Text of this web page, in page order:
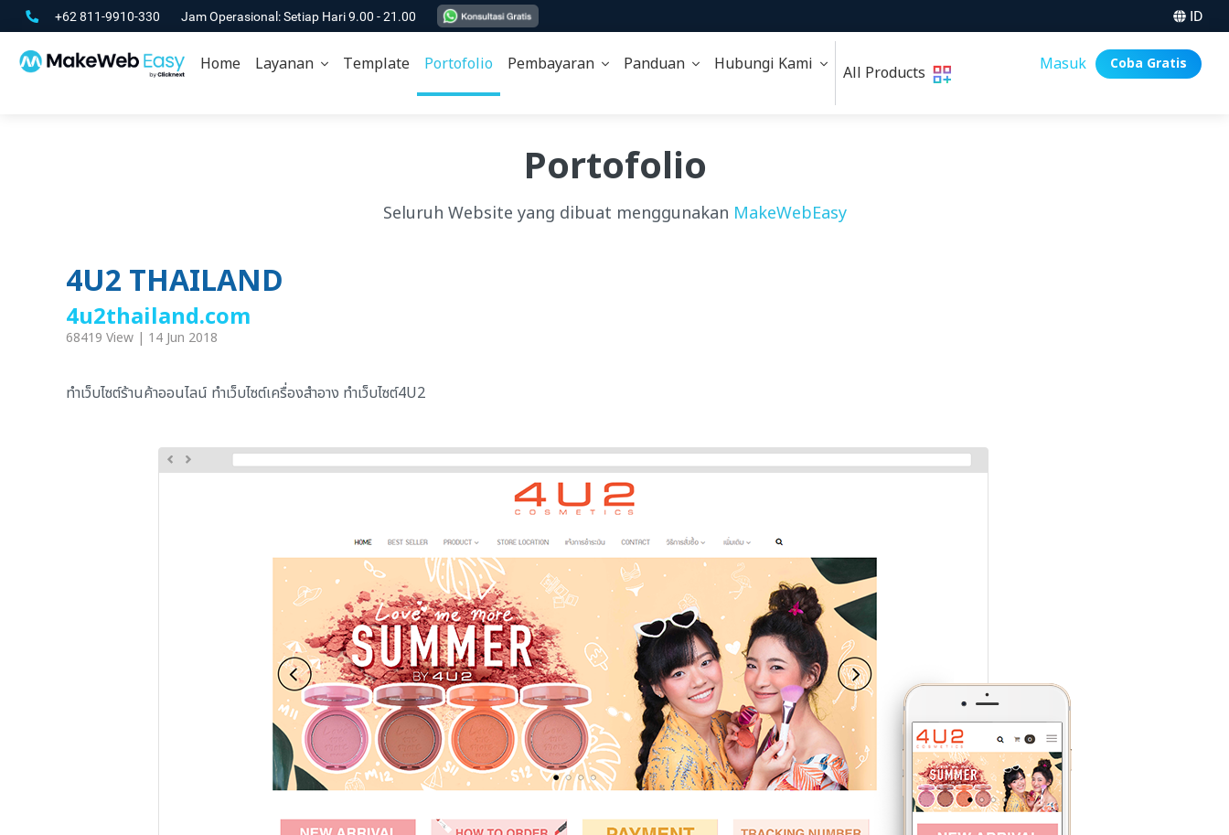
+62 811-9910-330 Jam Operasional: Setiap Hari 9.00 - 21.00 ID
Home Layanan Template Portofolio Pembayaran Panduan Hubungi Kami All Products Masuk Coba Gratis
Portofolio
Seluruh Website yang dibuat menggunakan MakeWebEasy
4U2 THAILAND
4u2thailand.com
68419 View | 14 Jun 2018
ทำเว็บไซต์ร้านค้าออนไลน์ ทำเว็บไซต์เครื่องสำอาง ทำเว็บไซต์4U2